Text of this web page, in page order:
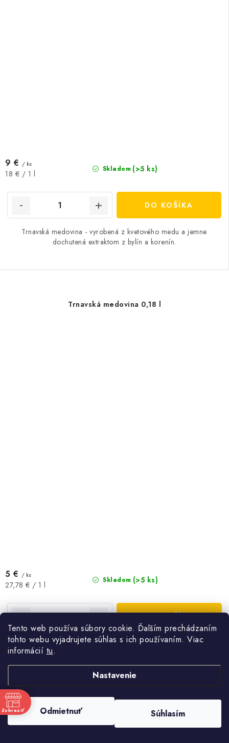
Tento web používa súbory cookie. Ďalším prechádzaním
tohto webu vyjadrujete súhlas s ich používaním. Viac
informácií tu.
Nastavenie
Odmietnuť Súhlasím
Skladom (>5 ks)
9 € / ks
Jednotková
18 € / 1 l
DO KOŠÍKA
Trnavská medovina - vyrobená z kvetového medu a jemne
dochutená extraktom z bylín a korenín.
Trnavská medovina 0,18 l
Skladom (>5 ks)
5 € / ks
Jednotková
27,78 € / 1 l
Medovina z kvetového medu, ktorý dodáva nápoju špecifickú chuť a
Medové Frizzante Bubble Bee - biele
Zobraziť